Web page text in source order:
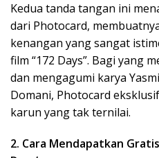
Kedua tanda tangan ini
dari Photocard,
kenangan yang sangat
film “172 Days”. Bagi yang
dan mengagumi karya
Domani, Photocard
karun yang tak ternilai.
2. Cara Mendapatkan